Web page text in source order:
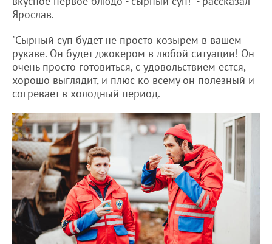
Ярослав.
"Сырный суп будет не просто козырем в вашем
рукаве. Он будет джокером в любой ситуации! Он
очень просто готовиться, с удовольствием естся,
хорошо выглядит, и плюс ко всему он полезный и
согревает в холодный период.